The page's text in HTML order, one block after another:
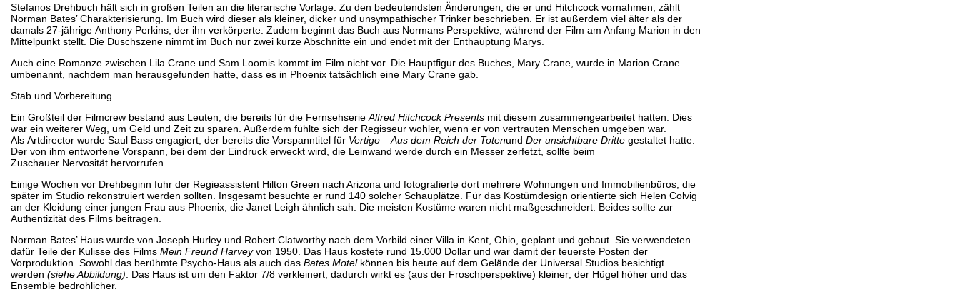
Stefanos Drehbuch hält sich in großen Teilen an die literarische Vorlage. Zu den bedeutendsten Änderungen, die er und Hitchcock vornahmen, zählt
Norman Bates’ Charakterisierung. Im Buch wird dieser als kleiner, dicker und unsympathischer Trinker beschrieben. Er ist außerdem viel älter als der
damals 27-jährige Anthony Perkins, der ihn verkörperte. Zudem beginnt das Buch aus Normans Perspektive, während der Film am Anfang Marion in den
Mittelpunkt stellt. Die Duschszene nimmt im Buch nur zwei kurze Abschnitte ein und endet mit der Enthauptung Marys.
Auch eine Romanze zwischen Lila Crane und Sam Loomis kommt im Film nicht vor. Die Hauptfigur des Buches, Mary Crane, wurde in Marion Crane
umbenannt, nachdem man herausgefunden hatte, dass es in Phoenix tatsächlich eine Mary Crane gab.
Stab und Vorbereitung
Ein Großteil der Filmcrew bestand aus Leuten, die bereits für die Fernsehserie Alfred Hitchcock Presents mit diesem zusammengearbeitet hatten. Dies
war ein weiterer Weg, um Geld und Zeit zu sparen. Außerdem fühlte sich der Regisseur wohler, wenn er von vertrauten Menschen umgeben war.
Als Artdirector wurde Saul Bass engagiert, der bereits die Vorspanntitel für Vertigo – Aus dem Reich der Totenund Der unsichtbare Dritte gestaltet hatte.
Der von ihm entworfene Vorspann, bei dem der Eindruck erweckt wird, die Leinwand werde durch ein Messer zerfetzt, sollte beim
Zuschauer Nervosität hervorrufen.
Einige Wochen vor Drehbeginn fuhr der Regieassistent Hilton Green nach Arizona und fotografierte dort mehrere Wohnungen und Immobilienbüros, die
später im Studio rekonstruiert werden sollten. Insgesamt besuchte er rund 140 solcher Schauplätze. Für das Kostümdesign orientierte sich Helen Colvig
an der Kleidung einer jungen Frau aus Phoenix, die Janet Leigh ähnlich sah. Die meisten Kostüme waren nicht maßgeschneidert. Beides sollte zur
Authentizität des Films beitragen.
Norman Bates’ Haus wurde von Joseph Hurley und Robert Clatworthy nach dem Vorbild einer Villa in Kent, Ohio, geplant und gebaut. Sie verwendeten
dafür Teile der Kulisse des Films Mein Freund Harveyvon 1950. Das Haus kostete rund 15.000 Dollar und war damit der teuerste Posten der
Vorproduktion. Sowohl das berühmte Psycho-Haus als auch das Bates Motelkönnen bis heute auf dem Gelände der Universal Studios besichtigt
werden (siehe Abbildung) . Das Haus ist um den Faktor 7/8 verkleinert; dadurch wirkt es (aus der Froschperspektive) kleiner; der Hügel höher und das
Ensemble bedrohlicher.